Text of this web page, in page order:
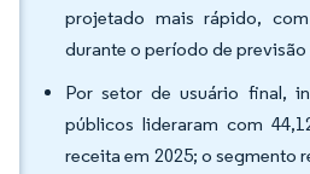
projetado mais rápido,
durante o período de previsão
Por setor de usuário final,
públicos lideraram com
receita em 2025; o segmento